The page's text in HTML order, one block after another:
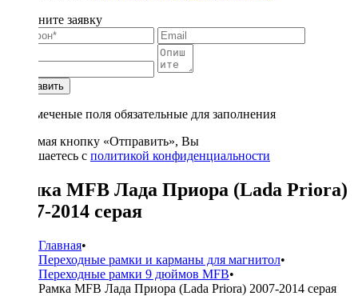
Заполните заявку
Отправить
* - отмеченые поля обязательные для заполнения
Нажимая кнопку «Отправить», Вы
соглашаетесь с политикой конфиденциальности
Рамка MFB Лада Приора (Lada Priora)
2007-2014 серая
Главная•
Переходные рамки и карманы для магнитол•
Переходные рамки 9 дюймов MFB•
Рамка MFB Лада Приора (Lada Priora) 2007-2014 серая